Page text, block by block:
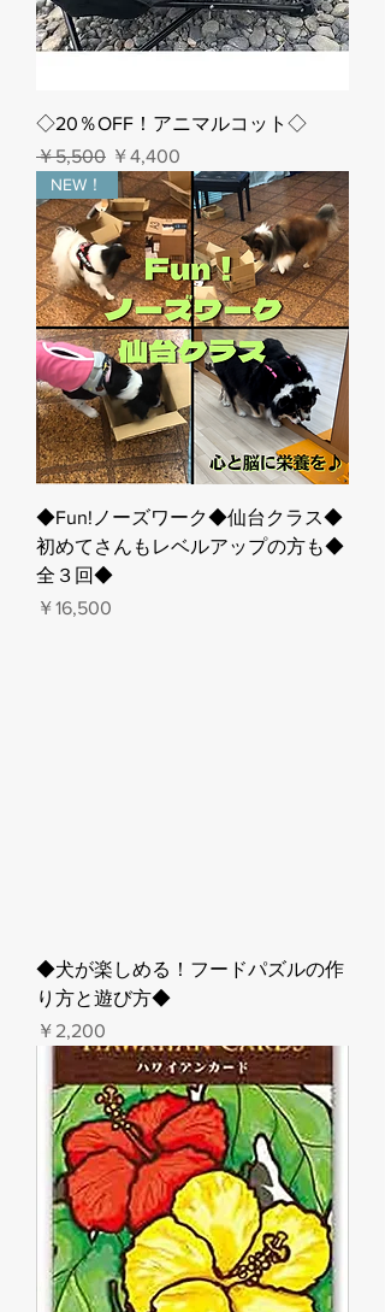
◇20％OFF！アニマルコット◇
通常価格
￥5,500 セール価格
￥4,400
NEW！
◆Fun!ノーズワーク◆仙台クラス◆
初めてさんもレベルアップの方も◆
全３回◆
価格
￥16,500
◆犬が楽しめる！フードパズルの作
り方と遊び方◆
価格
￥2,200